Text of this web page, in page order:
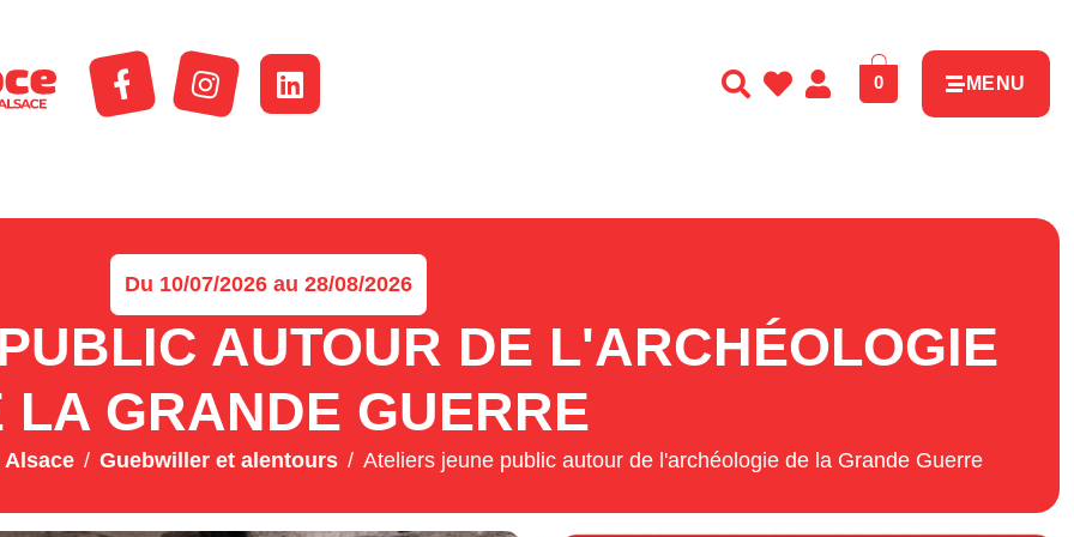
0 MENU
Du 10/07/2026 au 28/08/2026
AUTOUR DE L'ARCHÉOLOGIE
LA GRANDE GUERRE
Alsace Guebwiller et alentours Ateliers jeune public autour de l'archéologie de la Grande Guerre